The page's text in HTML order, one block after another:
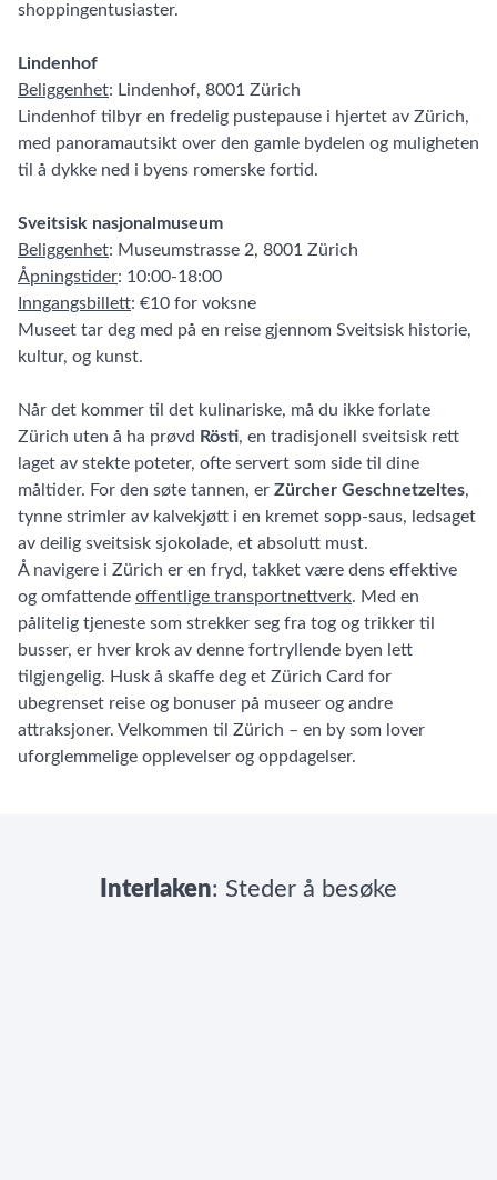
shoppingentusiaster.
Lindenhof
Beliggenhet: Lindenhof, 8001 Zürich
Lindenhof tilbyr en fredelig pustepause i hjertet av Zürich,
med panoramautsikt over den gamle bydelen og muligheten
til å dykke ned i byens romerske fortid.
Sveitsisk nasjonalmuseum
Beliggenhet: Museumstrasse 2, 8001 Zürich
Åpningstider: 10:00-18:00
Inngangsbillett: €10 for voksne
Museet tar deg med på en reise gjennom Sveitsisk historie,
kultur, og kunst.
Når det kommer til det kulinariske, må du ikke forlate
Zürich uten å ha prøvd Rösti, en tradisjonell sveitsisk rett
laget av stekte poteter, ofte servert som side til dine
måltider. For den søte tannen, er Zürcher Geschnetzeltes,
tynne strimler av kalvekjøtt i en kremet sopp-saus, ledsaget
av deilig sveitsisk sjokolade, et absolutt must.
Å navigere i Zürich er en fryd, takket være dens effektive
og omfattende offentlige transportnettverk. Med en
pålitelig tjeneste som strekker seg fra tog og trikker til
busser, er hver krok av denne fortryllende byen lett
tilgjengelig. Husk å skaffe deg et Zürich Card for
ubegrenset reise og bonuser på museer og andre
attraksjoner. Velkommen til Zürich – en by som lover
uforglemmelige opplevelser og oppdagelser.
Interlaken: Steder å besøke